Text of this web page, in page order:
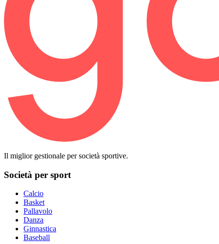
Il miglior gestionale per società sportive.
Società per sport
Calcio
Basket
Pallavolo
Danza
Ginnastica
Baseball